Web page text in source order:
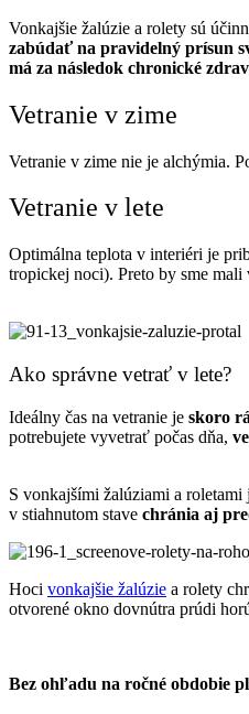
Vonkajšie žalúzie a rolety sú
zabúdať na pravidelný prísun
má za následok chronické
Vetranie v zime
Vetranie v zime nie je alchýmia.
Vetranie v lete
Optimálna teplota v interiéri je
tropickej noci). Preto by sme mali
Ako správne vetrať v lete?
Ideálny čas na vetranie je skoro
potrebujete vyvetrať počas dňa,
S vonkajšími žalúziami a
v stiahnutom stave chránia aj
Hoci vonkajšie žalúzie a rolety
otvorené okno dovnútra prúdi
Bez ohľadu na ročné obdobie